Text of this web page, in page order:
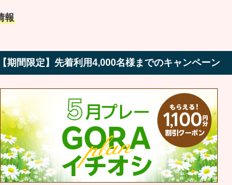
報
【期間限定】先着利用4,000名様までのキャンペーン